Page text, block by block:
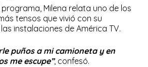
Milena relata uno de los
tensos que vivió con su
instalaciones de América TV.
puños a mi camioneta y en
me escupe”, confesó.